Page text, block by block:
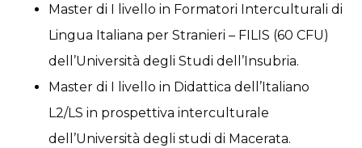
Master di I livello in Formatori Interculturali di
Lingua Italiana per Stranieri – FILIS (60 CFU)
dell’Università degli Studi dell’Insubria.
Master di I livello in Didattica dell’Italiano
L2/LS in prospettiva interculturale
dell’Università degli studi di Macerata.